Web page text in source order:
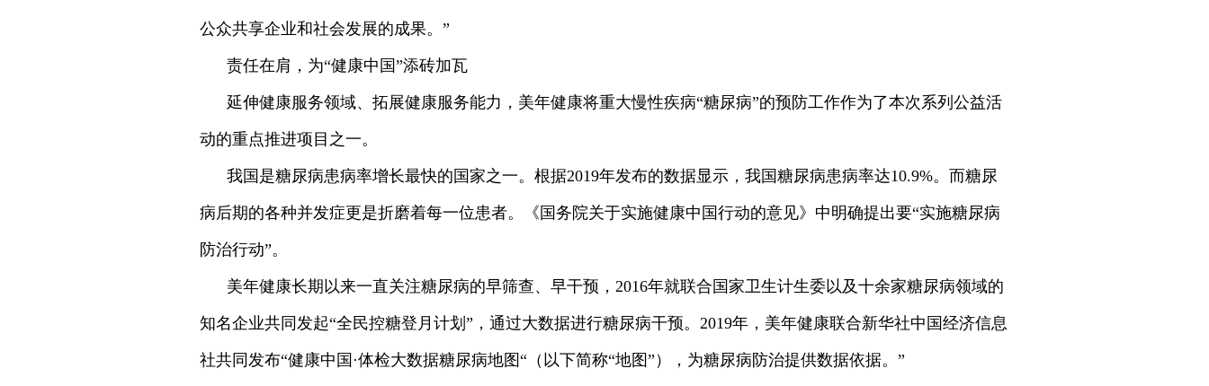
公众共享企业和社会发展的成果。”
责任在肩，为“健康中国”添砖加瓦
延伸健康服务领域、拓展健康服务能力，美年健康将重大慢性疾病“糖尿病”的预防工作作为了本次系列公益活
动的重点推进项目之一。
我国是糖尿病患病率增长最快的国家之一。根据2019年发布的数据显示，我国糖尿病患病率达10.9%。而糖尿
病后期的各种并发症更是折磨着每一位患者。《国务院关于实施健康中国行动的意见》中明确提出要“实施糖尿病
防治行动”。
美年健康长期以来一直关注糖尿病的早筛查、早干预，2016年就联合国家卫生计生委以及十余家糖尿病领域的
知名企业共同发起“全民控糖登月计划”，通过大数据进行糖尿病干预。2019年，美年健康联合新华社中国经济信息
社共同发布“健康中国·体检大数据糖尿病地图“（以下简称“地图”），为糖尿病防治提供数据依据。”